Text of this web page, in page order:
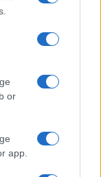
or
app.